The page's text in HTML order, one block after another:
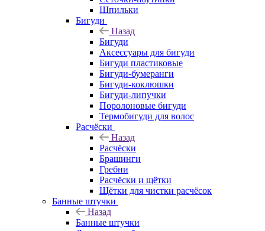
Шпильки
Бигуди
Назад
Бигуди
Аксессуары для бигуди
Бигуди пластиковые
Бигуди-бумеранги
Бигуди-коклюшки
Бигуди-липучки
Поролоновые бигуди
Термобигуди для волос
Расчёски
Назад
Расчёски
Брашинги
Гребни
Расчёски и щётки
Щётки для чистки расчёсок
Банные штучки
Назад
Банные штучки